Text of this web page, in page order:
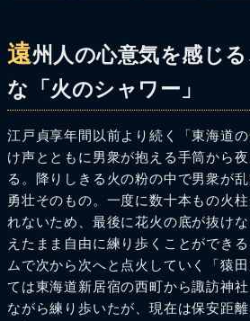
遠州人の心意気を感じ
な「火のシャワー」
江戸貞享年間以前より続く「東海道
け声とともに男衆が抱える手筒から
る。降りしきる火の粉の中で男衆が
勇壮そのもの。一度に数十本もの火
れないため、最後に花火の底が抜け
えたまま自由に練り歩くことができ
ムで次から次へと点火していく「猿
ては東海道新居宿の西町から諏訪神
ながら練り歩いたが、現在は保安距